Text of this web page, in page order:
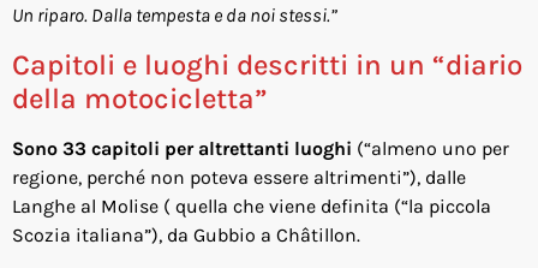
Un riparo. Dalla tempesta e da noi stessi.”
Capitoli e luoghi descritti in un “diario
della motocicletta”
Sono 33 capitoli per altrettanti luoghi (“almeno uno per
regione, perché non poteva essere altrimenti”), dalle
Langhe al Molise ( quella che viene definita (“la piccola
Scozia italiana”), da Gubbio a Châtillon.